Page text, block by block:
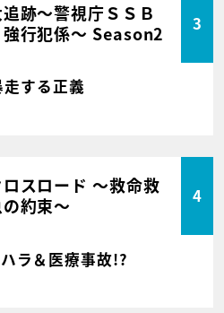
跡～警視庁ＳＳＢ
強行犯係～ Season2
3
する正義
ロスロード ～救命救
約束～
4
ラ＆医療事故!?